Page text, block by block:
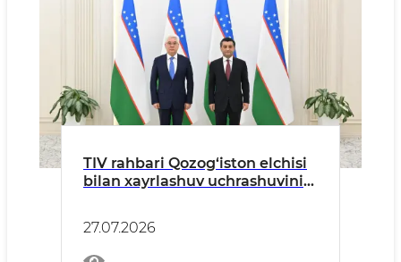
TIV rahbari Qozog‘iston elchisi
bilan xayrlashuv uchrashuvini
27.07.2026